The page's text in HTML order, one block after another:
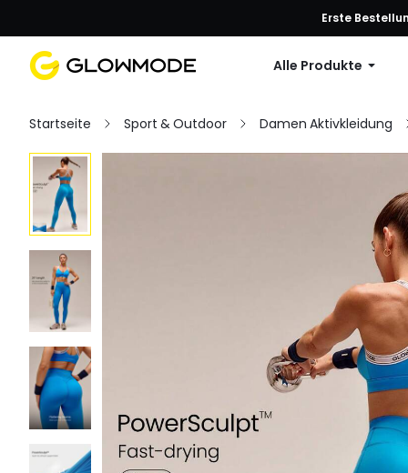
Erste
Alle Produkte
Startseite Sport & Outdoor Damen Aktivkleidung